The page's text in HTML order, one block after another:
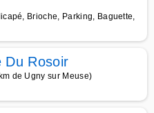
Brioche, Parking, Baguette,
Du Rosoir
de Ugny sur Meuse)